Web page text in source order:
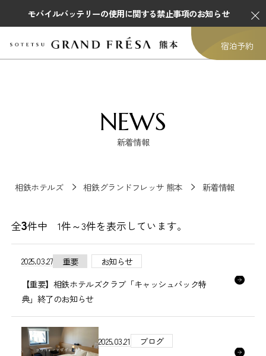
モバイルバッテリーの使用に関する禁止事項のお知らせ
宿泊予約
NEWS
新着情報
相鉄ホテルズ 相鉄グランドフレッサ 熊本 新着情報
全3件中 1件～3件を表示しています。
2025.03.27 重要
お知らせ
【重要】相鉄ホテルズクラブ「キャッシュバック特
典」終了のお知らせ
2025.03.21
ブログ